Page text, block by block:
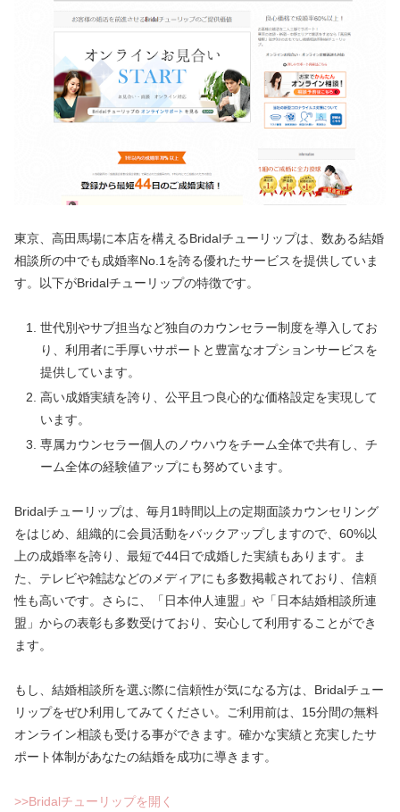
東京、高田馬場に本店を構えるBridalチューリップは、数ある結婚
相談所の中でも成婚率No.1を誇る優れたサービスを提供していま
す。以下がBridalチューリップの特徴です。
世代別やサブ担当など独自のカウンセラー制度を導入してお
り、利用者に手厚いサポートと豊富なオプションサービスを
提供しています。
高い成婚実績を誇り、公平且つ良心的な価格設定を実現して
います。
専属カウンセラー個人のノウハウをチーム全体で共有し、チ
ーム全体の経験値アップにも努めています。
Bridalチューリップは、毎月1時間以上の定期面談カウンセリング
をはじめ、組織的に会員活動をバックアップしますので、60%以
上の成婚率を誇り、最短で44日で成婚した実績もあります。ま
た、テレビや雑誌などのメディアにも多数掲載されており、信頼
性も高いです。さらに、「日本仲人連盟」や「日本結婚相談所連
盟」からの表彰も多数受けており、安心して利用することができ
ます。
もし、結婚相談所を選ぶ際に信頼性が気になる方は、Bridalチュー
リップをぜひ利用してみてください。ご利用前は、15分間の無料
オンライン相談も受ける事ができます。確かな実績と充実したサ
ポート体制があなたの結婚を成功に導きます。
>>Bridalチューリップを開く